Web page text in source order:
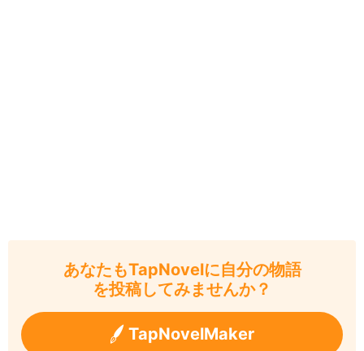
あなたもTapNovelに自分の物語
を投稿してみませんか？
TapNovelMaker